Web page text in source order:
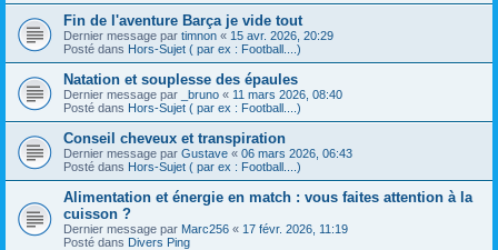
Fin de l'aventure Barça je vide tout
Dernier message par timnon « 15 avr. 2026, 20:29
Posté dans Hors-Sujet ( par ex : Football....)
Natation et souplesse des épaules
Dernier message par _bruno « 11 mars 2026, 08:40
Posté dans Hors-Sujet ( par ex : Football....)
Conseil cheveux et transpiration
Dernier message par Gustave « 06 mars 2026, 06:43
Posté dans Hors-Sujet ( par ex : Football....)
Alimentation et énergie en match : vous faites attention à la
cuisson ?
Dernier message par Marc256 « 17 févr. 2026, 11:19
Posté dans Divers Ping